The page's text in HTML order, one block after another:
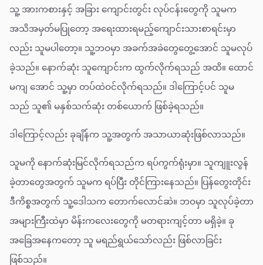
သူ့ အားကစားနှင့် အခြား ကျောင်းတွင်း လုပ်ငန်းတွေကို သူမက
အသိအမှတ်မပြုတော့ အရေးထားရမည့်ကျောင်းသားစာရင်းမှာ
လည်း သူမပါတော့။ သူ့ဘဝမှာ အခက်အခဲတွေတွေ့အောင် သူမလုပ်
ခဲ့သည်။ နောက်ဆုံး သူကျောင်းက ထွက်လိုက်ရသည် အထိ။ ထောင်
မကျ အောင် သူ့မှာ တပ်ထဲဝင်လိုက်ရသည်။ ဒါကြောင့်ပင် သူမ
သည် သူ၏ မနှစ်သက်ဆုံး တစ်ယောက် ဖြစ်ခဲ့ရသည်။
ဒါကြောင့်လည်း ခုချိန်က သူ့အတွက် အသာယာဆုံးဖြစ်လာသည်။
သူမကို နောက်ဆုံးမြင်လိုက်ရသည်က ရပ်ကွက်ရုံးမှာ။ သူကျူးလွန်
ခဲ့တာတွေအတွက် သူမက ရပ်ပြီး တိုင်ကြားနေသည်။ ပြန်တွေးတိုင်း
ဒီကိစ္စအတွက် သူ့ဒေါသက တောက်လောင်ဆဲ။ ဘဝမှာ သူလုပ်ခဲ့တာ
အများကြီးထဲမှာ မိန်းကလေးတွေကို မတရားကျင့်တာ မရှိခဲ့။ ခု
အခြေအနေကတော့ သူ မရည်ရွယ်သော်လည်း ဖြစ်လာခြင်း
ဖြစ်သည်။